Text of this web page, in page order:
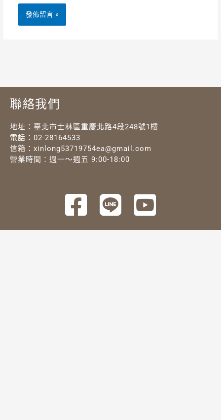
聯絡我們
地址：臺北市士林區重慶北路4段248號1樓
電話： 02-28164533
信箱： xinlong53719754ea@gmail.com
營業時間：週一～週五 9:00-18:00